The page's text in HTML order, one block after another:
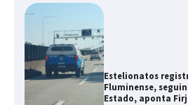
Estelionatos
Fluminense,
Estado, aponta